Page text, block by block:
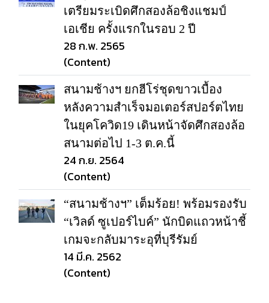
เตรียมระเบิดศึกสองล้อชิงแชมป์
เอเชีย ครั้งแรกในรอบ 2 ปี
28 ก.พ. 2565
(Content)
สนามช้างฯ ยกฮีโร่ชุดขาวเบื้อง
หลังความสำเร็จมอเตอร์สปอร์ตไทย
ในยุคโควิด19 เดินหน้าจัดศึกสองล้อ
สนามต่อไป 1-3 ต.ค.นี้
24 ก.ย. 2564
(Content)
“สนามช้างฯ” เต็มร้อย! พร้อมรองรับ
“เวิลด์ ซูเปอร์ไบค์” นักบิดแถวหน้าชี้
เกมจะกลับมาระอุที่บุรีรัมย์
14 มี.ค. 2562
(Content)